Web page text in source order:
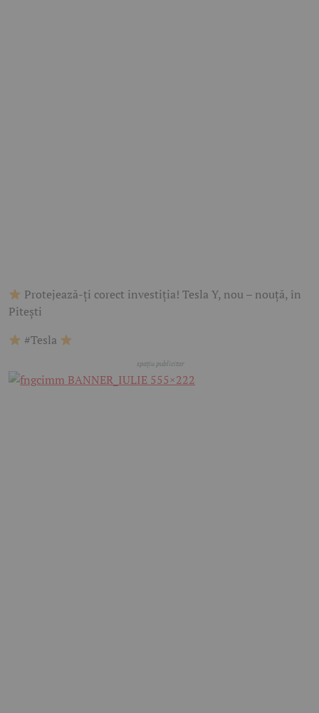
Protejează-ți corect investiția! Tesla Y, nou – nouță, în
Pitești
#Tesla